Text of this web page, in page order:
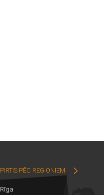
PIRTIS PĒC REĢIONIEM
Rīga